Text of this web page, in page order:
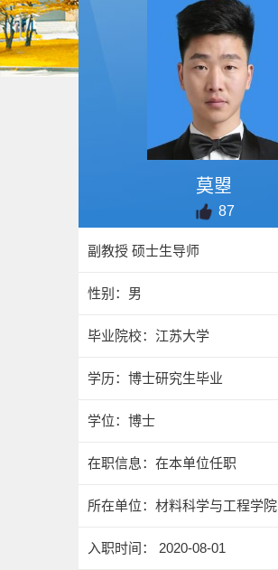
莫曌
87
副教授 硕士生导师
性别：男
毕业院校：江苏大学
学历：博士研究生毕业
学位：博士
在职信息：在本单位任职
所在单位：材料科学与工程学院
入职时间： 2020-08-01